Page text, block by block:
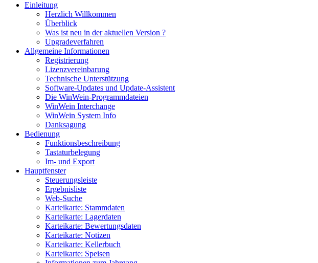
Einleitung
Herzlich Willkommen
Überblick
Was ist neu in der aktuellen Version ?
Upgradeverfahren
Allgemeine Informationen
Registrierung
Lizenzvereinbarung
Technische Unterstützung
Software-Updates und Update-Assistent
Die WinWein-Programmdateien
WinWein Interchange
WinWein System Info
Danksagung
Bedienung
Funktionsbeschreibung
Tastaturbelegung
Im- und Export
Hauptfenster
Steuerungsleiste
Ergebnisliste
Web-Suche
Karteikarte: Stammdaten
Karteikarte: Lagerdaten
Karteikarte: Bewertungsdaten
Karteikarte: Notizen
Karteikarte: Kellerbuch
Karteikarte: Speisen